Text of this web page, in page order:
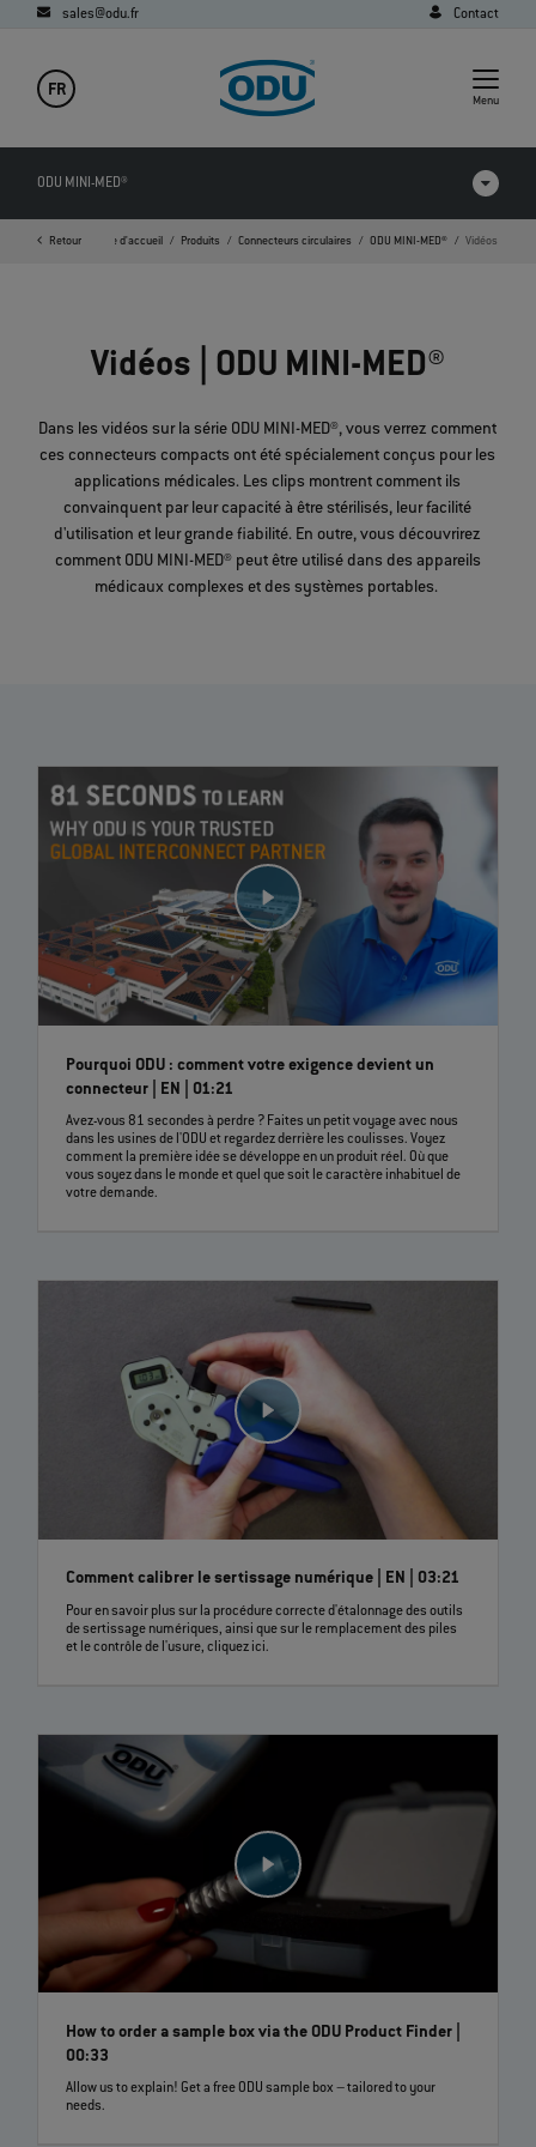
sales@odu.fr Contact
FR
Menu
ODU MINI-MED®
Comparatif des produits
Téléchargements
Retour Page d'accueil Produits Connecteurs circulaires ODU MINI-MED® Vidéos
Vidéos | ODU MINI-MED®
Dans les vidéos sur la série ODU MINI-MED®, vous verrez comment
ces connecteurs compacts ont été spécialement conçus pour les
applications médicales. Les clips montrent comment ils
convainquent par leur capacité à être stérilisés, leur facilité
d'utilisation et leur grande fiabilité. En outre, vous découvrirez
comment ODU MINI-MED® peut être utilisé dans des appareils
médicaux complexes et des systèmes portables.
Pourquoi ODU : comment votre exigence devient un
connecteur | EN | 01:21
Avez-vous 81 secondes à perdre ? Faites un petit voyage avec nous
dans les usines de l'ODU et regardez derrière les coulisses. Voyez
comment la première idée se développe en un produit réel. Où que
vous soyez dans le monde et quel que soit le caractère inhabituel de
votre demande.
Comment calibrer le sertissage numérique | EN | 03:21
Pour en savoir plus sur la procédure correcte d'étalonnage des outils
de sertissage numériques, ainsi que sur le remplacement des piles
et le contrôle de l'usure, cliquez ici.
How to order a sample box via the ODU Product Finder |
00:33
Allow us to explain! Get a free ODU sample box – tailored to your
needs.